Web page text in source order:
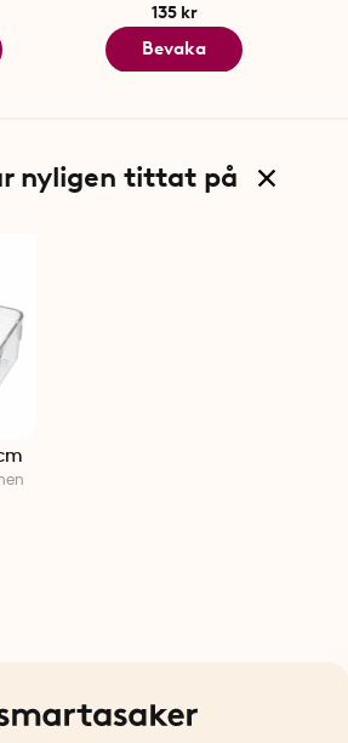
135 kr
Bevaka
nyligen tittat på